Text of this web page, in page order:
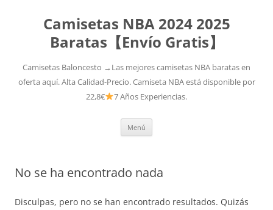
Camisetas NBA 2024 2025
Baratas【Envío Gratis】
Camisetas Baloncesto →Las mejores camisetas NBA baratas en
oferta aquí. Alta Calidad-Precio. Camiseta NBA está disponible por
22,8€
7 Años Experiencias.
Menú
No se ha encontrado nada
Disculpas, pero no se han encontrado resultados. Quizás